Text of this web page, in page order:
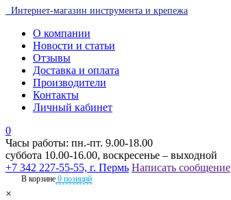
Интернет-магазин инструмента и крепежа
О компании
Новости и статьи
Отзывы
Доставка и оплата
Производители
Контакты
Личный кабинет
0
Часы работы: пн.-пт. 9.00-18.00
суббота 10.00-16.00, воскресенье – выходной
+7 342 227-55-55, г. Пермь Написать сообщение
В корзине 0 позиций
×